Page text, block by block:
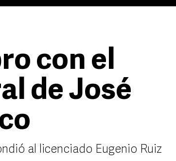
con el
de José
al licenciado Eugenio Ruiz